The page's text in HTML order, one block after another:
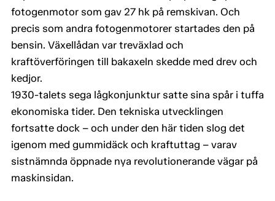
fotogenmotor som gav 27 hk på remskivan. Och
precis som andra fotogenmotorer startades den på
bensin. Växellådan var treväxlad och
kraftöverföringen till bakaxeln skedde med drev och
kedjor.
1930-talets sega lågkonjunktur satte sina spår i tuffa
ekonomiska tider. Den tekniska utvecklingen
fortsatte dock – och under den här tiden slog det
igenom med gummidäck och kraftuttag – varav
sistnämnda öppnade nya revolutionerande vägar på
maskinsidan.